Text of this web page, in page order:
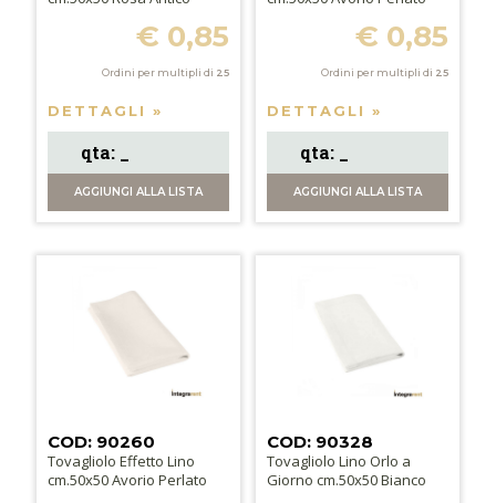
€ 0,85
Ordini per multipli di 25
DETTAGLI »
AGGIUNGIALLA LISTA
€ 0,85
Ordini per multipli di 25
DETTAGLI »
AGGIUNGI ALLA LISTA
COD: 90260
Tovagliolo Effetto Lino
cm.50x50 Avorio Perlato
COD: 90328
Tovagliolo Lino Orlo a
Giorno cm.50x50 Bianco